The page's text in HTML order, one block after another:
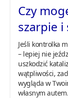
Czy
szarpie i
Jeśli kontrolka
– lepiej nie
uszkodzić
wątpliwości,
wygląda w
własnym autem.